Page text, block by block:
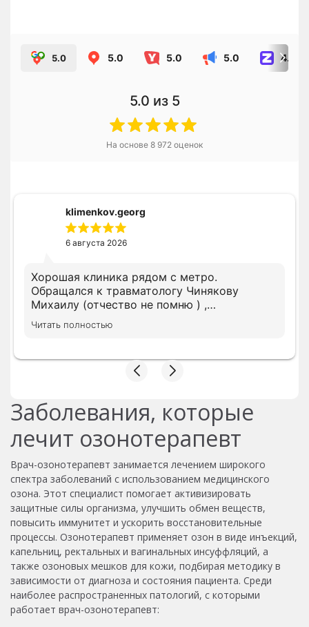
5.0 5.0 5.0 5.0 4.8
5.0 из 5
На основе 8 972 оценок
klimenkov.georg
6 августа 2026
Хорошая клиника рядом с метро.
Обращался к травматологу Чинякову
Михаилу (отчество не помню ) ,
компетентный врач , разъяснил доходчиво .
Приемом в целом остался доволен.
Читать полностью
Заболевания, которые
лечит озонотерапевт
Врач-озонотерапевт занимается лечением широкого
спектра заболеваний с использованием медицинского
озона. Этот специалист помогает активизировать
защитные силы организма, улучшить обмен веществ,
повысить иммунитет и ускорить восстановительные
процессы. Озонотерапевт применяет озон в виде инъекций,
капельниц, ректальных и вагинальных инсуффляций, а
также озоновых мешков для кожи, подбирая методику в
зависимости от диагноза и состояния пациента. Среди
наиболее распространенных патологий, с которыми
работает врач-озонотерапевт: